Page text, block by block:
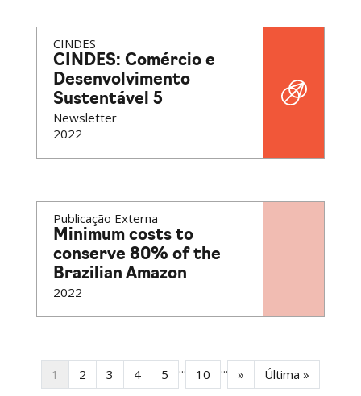
CINDES
CINDES: Comércio e
Desenvolvimento
Sustentável 5
Newsletter
2022
Publicação Externa
Minimum costs to
conserve 80% of the
Brazilian Amazon
2022
1 2 3 4 5 ... 10 ... » Última »